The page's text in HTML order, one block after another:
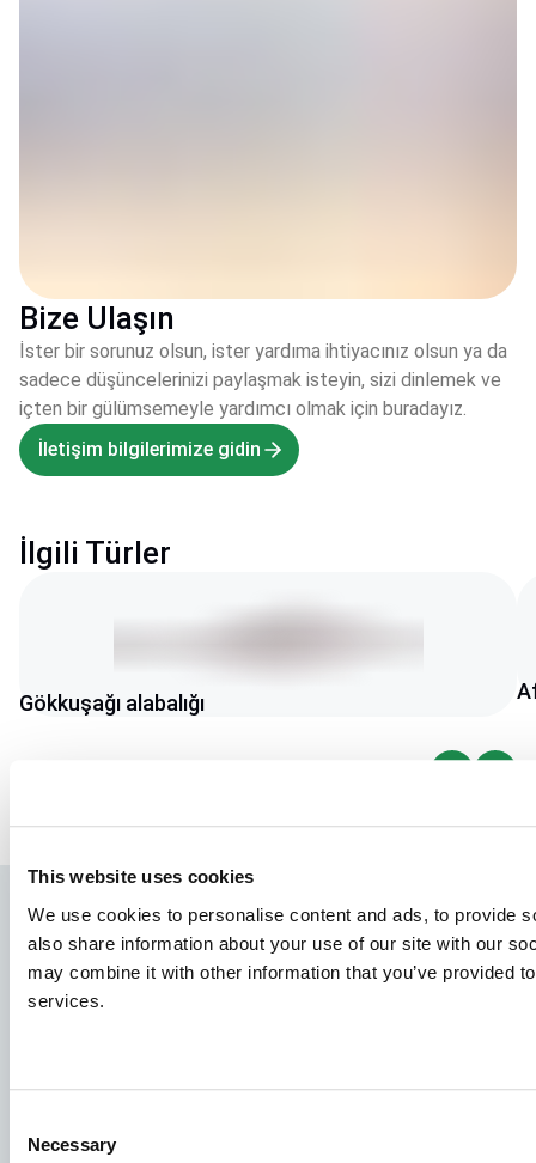
This website uses cookies
We use cookies to personalise content and ads, to provide
also share information about your use of our site with our
may combine it with other information that you’ve provided
services.
Selection
Necessary
Bize Ulaşın
İster bir sorunuz olsun, ister yardıma ihtiyacınız olsun ya da
sadece düşüncelerinizi paylaşmak isteyin, sizi dinlemek ve
içten bir gülümsemeyle yardımcı olmak için buradayız.
İletişim bilgilerimize gidin
İlgili Türler
Gökkuşağı alabalığı
Türler